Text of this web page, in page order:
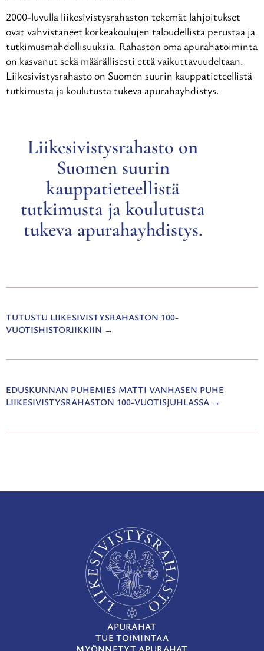
2000-luvulla liikesivistysrahaston tekemät lahjoitukset
ovat vahvistaneet korkeakoulujen taloudellista perustaa ja
tutkimusmahdollisuuksia. Rahaston oma apurahatoiminta
on kasvanut sekä määrällisesti että vaikuttavuudeltaan.
Liikesivistysrahasto on Suomen suurin kauppatieteellistä
tutkimusta ja koulutusta tukeva apurahayhdistys.
Liikesivistysrahasto on
Suomen suurin
kauppatieteellistä
tutkimusta ja koulutusta
tukeva apurahayhdistys.
TUTUSTU LIIKESIVISTYSRAHASTON 100-
VUOTISHISTORIIKKIIN
EDUSKUNNAN PUHEMIES MATTI VANHASEN PUHE
LIIKESIVISTYSRAHASTON 100-VUOTISJUHLASSA
APURAHAT
TUE TOIMINTAA